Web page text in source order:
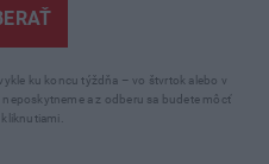
ku koncu týždňa – vo štvrtok alebo v
a z odberu sa budete môcť